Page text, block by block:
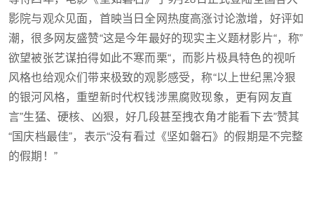
影院与观众见面，首映当日全网热度高涨讨论激增，好评如
潮，很多网友盛赞“这是今年最好的现实主义题材影片“，称”
欲望被张艺谋拍得如此不寒而栗“，而影片极具特色的视听
风格也给观众们带来极致的观影感受，称“以上世纪黑冷狠
的银河风格，重塑新时代权钱涉黑腐败现象，更有网友直
言”生猛、硬核、凶狠，好几段甚至拽衣角才能看下去”赞其
“国庆档最佳”，表示“没有看过《坚如磐石》的假期是不完整
的假期！”